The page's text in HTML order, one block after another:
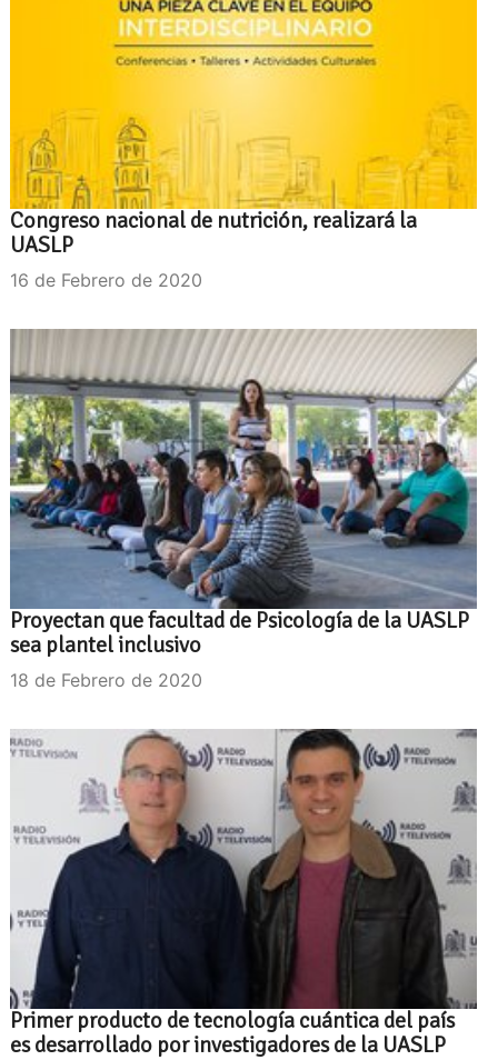
Congreso nacional de nutrición, realizará la
UASLP
16 de Febrero de 2020
Proyectan que facultad de Psicología de la UASLP
sea plantel inclusivo
18 de Febrero de 2020
Primer producto de tecnología cuántica del país
es desarrollado por investigadores de la UASLP